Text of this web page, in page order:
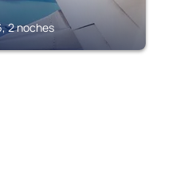
2 noches